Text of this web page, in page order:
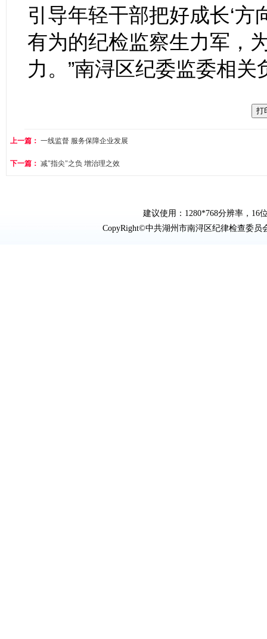
引导年轻干部把好成长‘
有为的纪检监察生力军，
力。”南浔区纪委监委相关
上一篇： 一线监督 服务保障企业发展
下一篇： 减"指尖"之负 增治理之效
建议使用：1280*768分辨率，16
CopyRight©中共湖州市南浔区纪律检查委